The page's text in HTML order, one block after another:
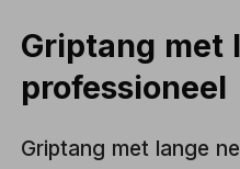
Griptang met
professioneel
Griptang met lange